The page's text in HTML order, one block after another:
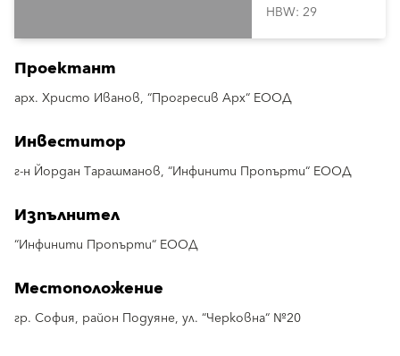
HBW: 29
Проектант
арх. Христо Иванов, “Прогресив Арх“ ЕООД
Инвеститор
г-н Йордан Тарашманов, “Инфинити Пропърти“ ЕООД
Изпълнител
“Инфинити Пропърти“ ЕООД
Местоположение
гр. София, район Подуяне, ул. “Черковна“ №20